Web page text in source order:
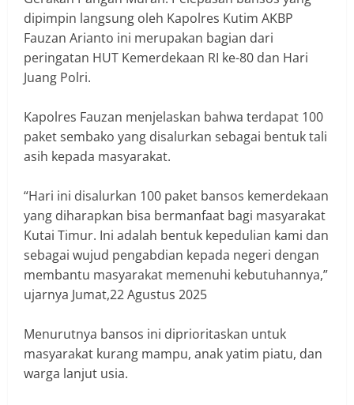
dipimpin langsung oleh Kapolres Kutim AKBP
Fauzan Arianto ini merupakan bagian dari
peringatan HUT Kemerdekaan RI ke-80 dan Hari
Juang Polri.
‎Kapolres Fauzan menjelaskan bahwa terdapat 100
paket sembako yang disalurkan sebagai bentuk tali
asih kepada masyarakat.
‎“Hari ini disalurkan 100 paket bansos kemerdekaan
yang diharapkan bisa bermanfaat bagi masyarakat
Kutai Timur. Ini adalah bentuk kepedulian kami dan
sebagai wujud pengabdian kepada negeri dengan
membantu masyarakat memenuhi kebutuhannya,”
ujarnya Jumat,22 Agustus 2025
‎Menurutnya bansos ini diprioritaskan untuk
masyarakat kurang mampu, anak yatim piatu, dan
warga lanjut usia.